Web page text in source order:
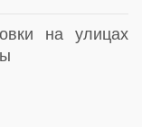
на улицах